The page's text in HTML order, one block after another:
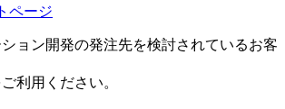
ページ
ョン開発の発注先を検討されているお客
ご利用ください。